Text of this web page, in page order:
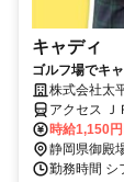
キャディ
ゴルフ場でキ
で働くのかを。
株式会社太
アクセス Ｊ
士山口徒歩
場IC」より
時給1,150
静岡県御殿
勤務時間 シ